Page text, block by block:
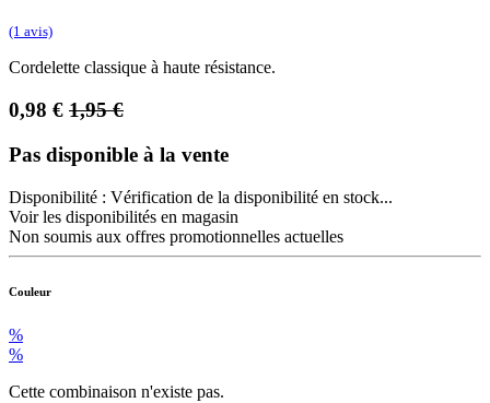
(1 avis)
Cordelette classique à haute résistance.
0,98 € 1,95€
Pas disponible à la vente
Disponibilité : Vérification de la disponibilité en stock...
Voir les disponibilités en magasin
Non soumis aux offres promotionnelles actuelles
Couleur
%
%
Cette combinaison n'existe pas.